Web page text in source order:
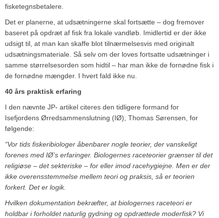
fisketegnsbetalere.
Det er planerne, at udsætningerne skal fortsætte – dog fremover
baseret på opdræt af fisk fra lokale vandløb. Imidlertid er der ikke
udsigt til, at man kan skaffe blot tilnærmelsesvis med originalt
udsætningsmateriale. Så selv om der loves fortsatte udsætninger i
samme størrelsesorden som hidtil – har man ikke de fornødne fisk i
de fornødne mængder. I hvert fald ikke nu.
40 års praktisk erfaring
I den nævnte JP- artikel citeres den tidligere formand for
Isefjordens Ørredsammenslutning (IØ), Thomas Sørensen, for
følgende:
“Vor tids fiskeribiologer åbenbarer nogle teorier, der vanskeligt
forenes med IØ’s erfaringer. Biologernes raceteorier grænser til det
religiøse – det sekteriske – for eller imod racehygiejne. Men er der
ikke overensstemmelse mellem teori og praksis, så er teorien
forkert. Det er logik.
Hvilken dokumentation bekræfter, at biologernes raceteori er
holdbar i forholdet naturlig gydning og opdrættede moderfisk? Vi